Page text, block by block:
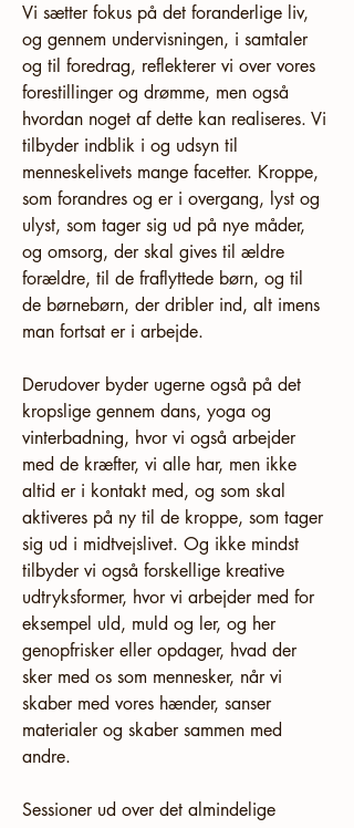
Vi sætter fokus på det foranderlige liv,
og gennem undervisningen, i samtaler
og til foredrag, reflekterer vi over vores
forestillinger og drømme, men også
hvordan noget af dette kan realiseres. Vi
tilbyder indblik i og udsyn til
menneskelivets mange facetter. Kroppe,
som forandres og er i overgang, lyst og
ulyst, som tager sig ud på nye måder,
og omsorg, der skal gives til ældre
forældre, til de fraflyttede børn, og til
de børnebørn, der dribler ind, alt imens
man fortsat er i arbejde.
Derudover byder ugerne også på det
kropslige gennem dans, yoga og
vinterbadning, hvor vi også arbejder
med de kræfter, vi alle har, men ikke
altid er i kontakt med, og som skal
aktiveres på ny til de kroppe, som tager
sig ud i midtvejslivet. Og ikke mindst
tilbyder vi også forskellige kreative
udtryksformer, hvor vi arbejder med for
eksempel uld, muld og ler, og her
genopfrisker eller opdager, hvad der
sker med os som mennesker, når vi
skaber med vores hænder, sanser
materialer og skaber sammen med
andre.
Sessioner ud over det almindelige